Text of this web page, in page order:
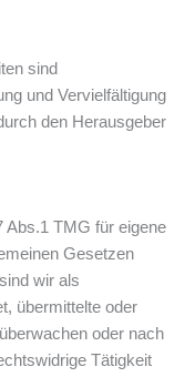
sind
und Vervielfältigung
den Herausgeber
Abs.1 TMG für eigene
Gesetzen
wir als
übermittelte oder
oder nach
Tätigkeit